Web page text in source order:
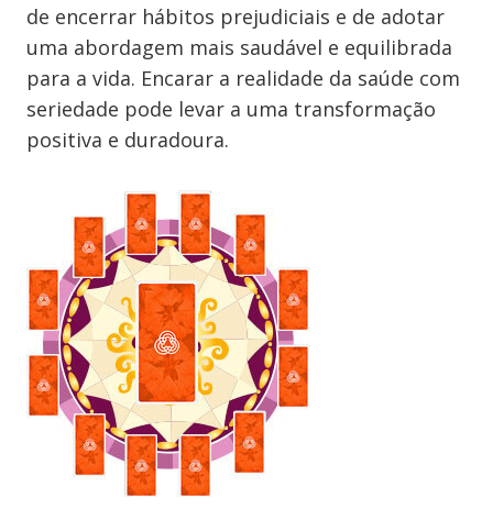
de encerrar hábitos prejudiciais e de adotar
uma abordagem mais saudável e equilibrada
para a vida. Encarar a realidade da saúde com
seriedade pode levar a uma transformação
positiva e duradoura.